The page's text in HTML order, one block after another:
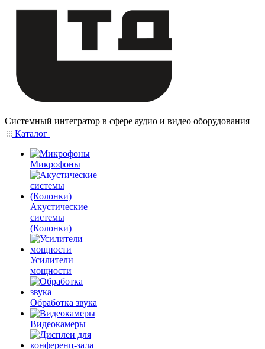
Системный интегратор в сфере аудио и видео оборудования
Каталог
Микрофоны
Акустические
системы
(Колонки)
Усилители
мощности
Обработка звука
Видеокамеры